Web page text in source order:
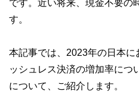
です。近い将来、現金不要の
す。
本記事では、2023年の日本に
ッシュレス決済の増加率につ
について、ご紹介します。